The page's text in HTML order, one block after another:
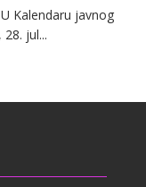
Kalendaru javnog
jul...